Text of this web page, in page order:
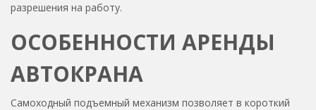
разрешения на работу.
ОСОБЕННОСТИ АРЕНДЫ
АВТОКРАНА
Самоходный подъемный механизм позволяет в короткий